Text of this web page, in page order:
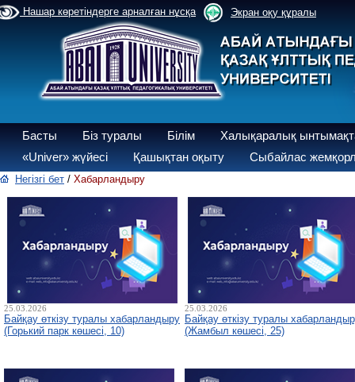
Нашар көретіндерге арналған нұсқа Экран оқу құралы
Басты Біз туралы Білім
Халықаралық
«Univer» жүйесі
Қашықтан оқыту Сыбайлас
Негізгі бет / Хабарландыру
25.03.2026
Байқау өткізу туралы хабарландыру
(Горький парк көшесі, 10)
25.03.2026
Байқау өткізу туралы
(Жамбыл көшесі, 25)